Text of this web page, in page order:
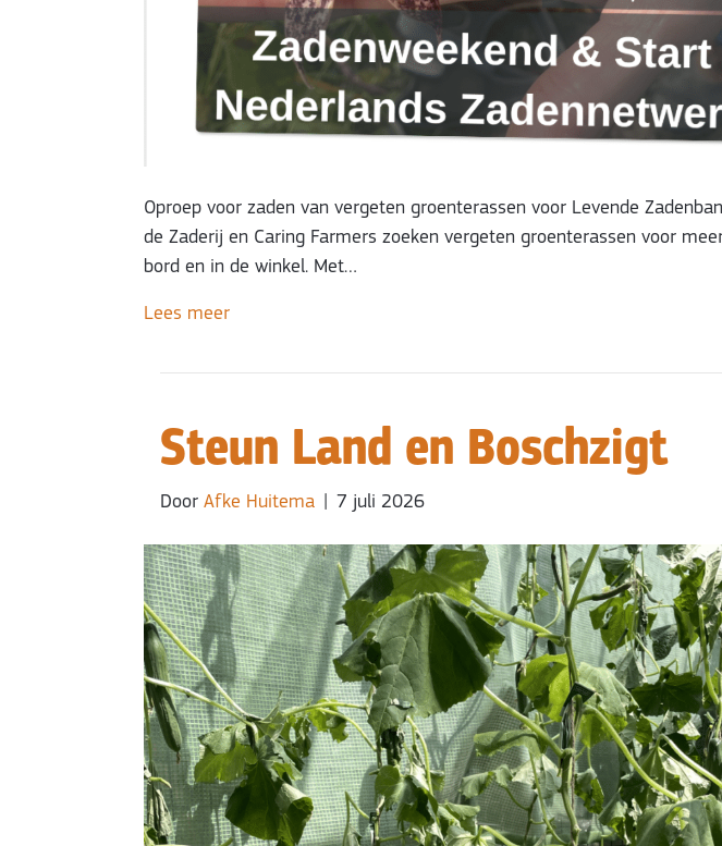
Oproep voor zaden van vergeten groenterassen voor Levende
de Zaderij en Caring Farmers zoeken vergeten groenterassen voor
bord en in de winkel. Met…
Lees meer
Steun Land en Boschzigt
Door Afke Huitema 7 juli 2026